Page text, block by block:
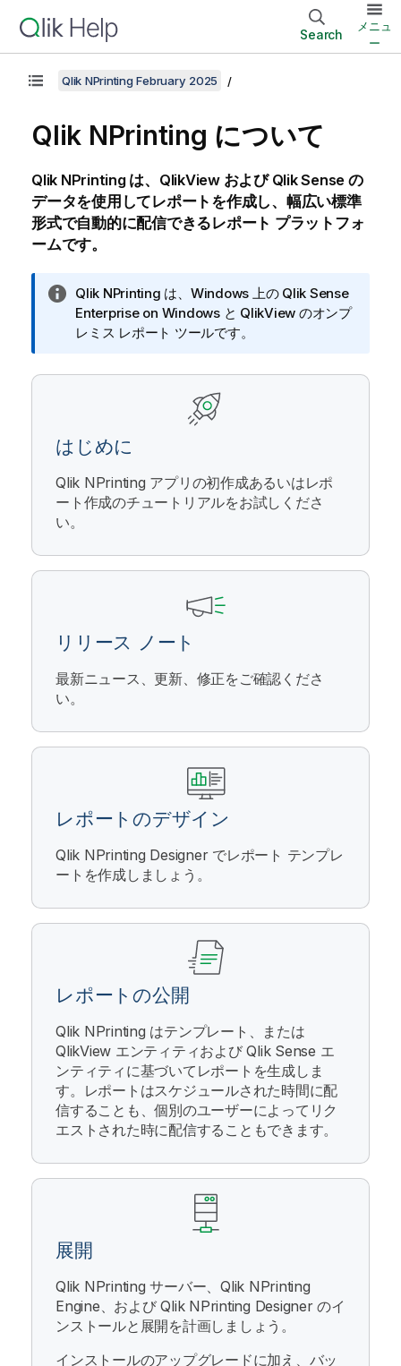
Search
メニュ
ー
Qlik NPrinting February 2025
Qlik NPrinting について
Qlik NPrintingは、 QlikViewおよび Qlik Sense の
データを使用してレポートを作成し、幅広い標準
形式で自動的に配信できるレポート プラットフォ
ームです。
情
報
メ
Qlik NPrinting は、 Windows 上の Qlik Sense
Enterprise on Windowsと QlikView のオンプ
レミス レポート ツールです。
はじめに
Qlik NPrinting アプリの初作成あるいはレポ
ート作成のチュートリアルをお試しくださ
い。
リリース ノート
最新ニュース、更新、修正をご確認くださ
い。
レポートのデザイン
Qlik NPrinting Designerでレポート テンプレ
ートを作成しましょう。
レポートの公開
Qlik NPrinting はテンプレート、または
QlikView エンティティおよびQlik Sense エ
ンティティに基づいてレポートを生成しま
す。レポートはスケジュールされた時間に配
信することも、個別のユーザーによってリク
エストされた時に配信することもできます。
展開
Qlik NPrinting サーバー、 Qlik NPrinting
Engine、およびQlik NPrinting Designerのイ
ンストールと展開を計画しましょう。
インストールのアップグレードに加え、バッ